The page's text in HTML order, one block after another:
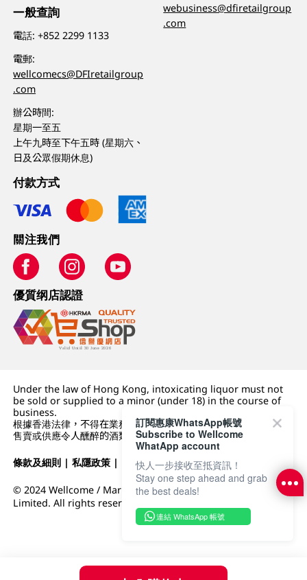
一般查詢
電話:+852 2299 1133
電郵:
wellcomecs@DFIretailgroup
.com
辦公時間:
星期一至五
上午九時至下午五時 (星期六、
日及公眾假期休息)
webusiness@dfiretailgroup
.com
付款方式
關注我們
優質纲店認證
Under the law of Hong Kong, intoxicating liquor must not
be sold or supplied to a minor (under 18) in the course of
business.
根據香港法律，不得在業務過程中，向未成年人 (18 歲以下人士)
售賣或供應令人醺醉的酒類。
條款及細則 |私隱政策 | DFI零售集團
© 2024 Wellcome / Market Place. The Dairy Farm Company
Limited. All rights reserved.
訂閱惠康WhatsApp帳號
Subscribe to Wellcome
WhatApp account
快人一步接收至抵資訊！
Stay one step ahead and grab
the best deals!
連結 WhatsApp 帳號